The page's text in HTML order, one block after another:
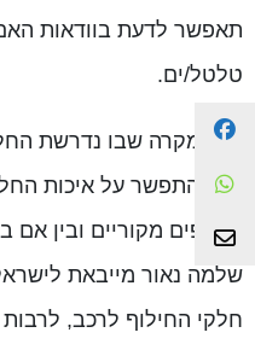
תאפשר לדעת בוודאות
טלטל/ים.
בכל מקרה שבו נדרשת
לא להתפשר על איכות
בחלפים מקוריים ובין אם
שלמה נאור מייבאת
חלקי החילוף לרכב,
Facebook
WhatsApp
צור קשר